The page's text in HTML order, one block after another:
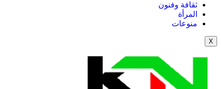
ثقافة وفنون
المرأة
منوعات
X